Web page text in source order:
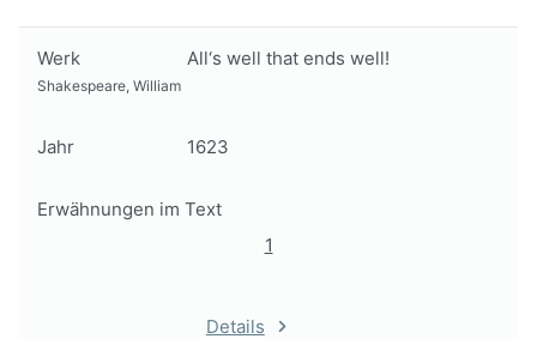
Werk All‘s well that ends well!
Shakespeare, William
Jahr 1623
Erwähnungen im Text
1
Details